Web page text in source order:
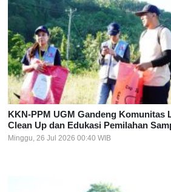
KKN-PPM UGM Gandeng Komunitas
Clean Up dan Edukasi Pemilahan
Minggu, 26 Jul 2026 00:40 WIB